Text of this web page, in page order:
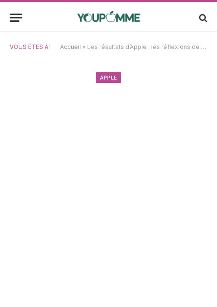
VOUS ÊTES À: Accueil » Les résultats d’Apple : les réflexions de Cook sur l’IA et la stratégie renouvelée de la marque
APPLE